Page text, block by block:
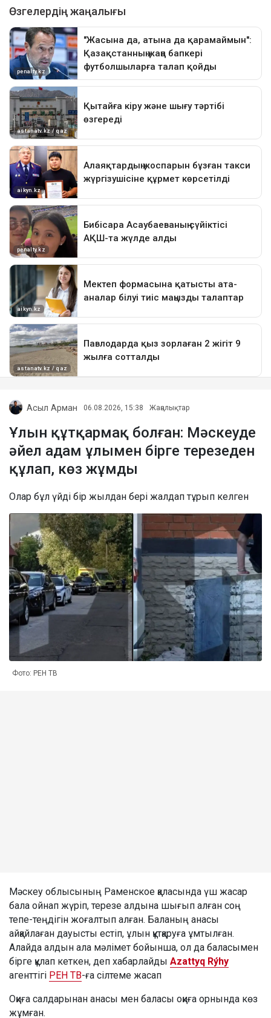
Асыл Арман 06.08.2026, 15:38 Жаңалықтар
Ұлын құтқармақ болған: Мәскеуде
әйел адам ұлымен бірге терезеден
құлап, көз жұмды
Олар бұл үйді бір жылдан бері жалдап тұрып келген
Фото: РЕН ТВ
Мәскеу облысының Раменское қаласында үш жасар
бала ойнап жүріп, терезе алдына шығып алған соң
тепе-теңдігін жоғалтып алған. Баланың анасы
айқайлаған дауысты естіп, ұлын құтқаруға ұмтылған.
Алайда алдын ала мәлімет бойынша, ол да баласымен
бірге құлап кеткен, деп хабарлайды Azattyq Rýhy
агенттігі РЕН ТВ-ға сілтеме жасап
Оқиға салдарынан анасы мен баласы оқиға орнында көз
жұмған.